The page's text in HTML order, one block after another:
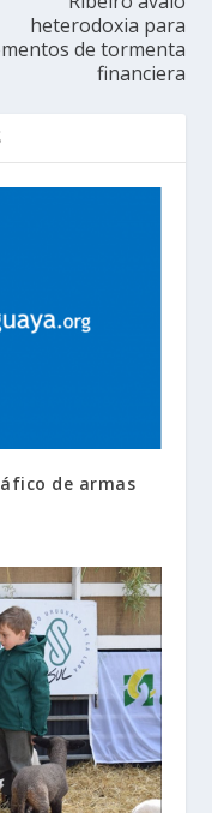
heterodoxia para
de tormenta
financiera
de armas